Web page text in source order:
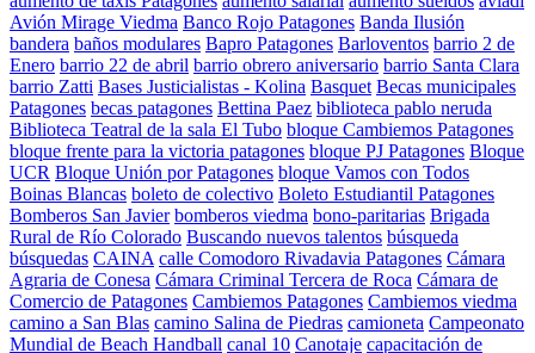
Avión Mirage Viedma Banco Rojo Patagones Banda Ilusión
bandera baños modulares Bapro Patagones Barloventos barrio 2 de
Enero barrio 22 de abril barrio obrero aniversario barrio Santa Clara
barrio Zatti Bases Justicialistas - Kolina Basquet Becas municipales
Patagones becas patagones Bettina Paez biblioteca pablo neruda
Biblioteca Teatral de la sala El Tubo bloque Cambiemos Patagones
bloque frente para la victoria patagones bloque PJ Patagones Bloque
UCR Bloque Unión por Patagones bloque Vamos con Todos
Boinas Blancas boleto de colectivo Boleto Estudiantil Patagones
Bomberos San Javier bomberos viedma bono-paritarias Brigada
Rural de Río Colorado Buscando nuevos talentos búsqueda
búsquedas CAINA calle Comodoro Rivadavia Patagones Cámara
Agraria de Conesa Cámara Criminal Tercera de Roca Cámara de
Comercio de Patagones Cambiemos Patagones Cambiemos viedma
camino a San Blas camino Salina de Piedras camioneta Campeonato
Mundial de Beach Handball canal 10 Canotaje capacitación de